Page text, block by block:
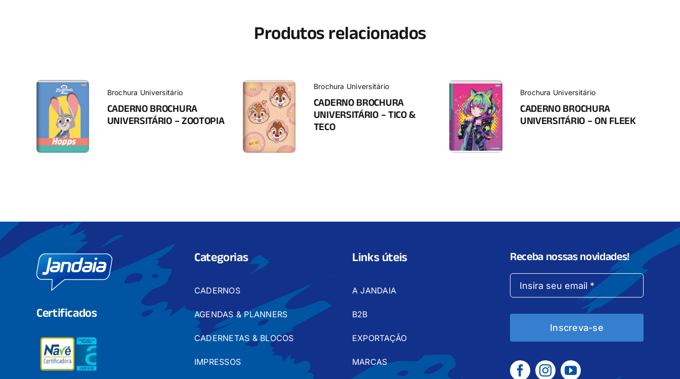
Produtos relacionados
Brochura Universitário
CADERNO BROCHURA
UNIVERSITÁRIO – ZOOTOPIA
Brochura Universitário
CADERNO BROCHURA
UNIVERSITÁRIO – TICO &
TECO
Brochura Universitário
CADERNO BROCHURA
UNIVERSITÁRIO – ON FLEEK
Certificados
Categorias
CADERNOS
AGENDAS & PLANNERS
CADERNETAS & BLOCOS
IMPRESSOS
Links úteis
A JANDAIA
B2B
EXPORTAÇÃO
MARCAS
Receba nossas novidades!
Inscreva-se